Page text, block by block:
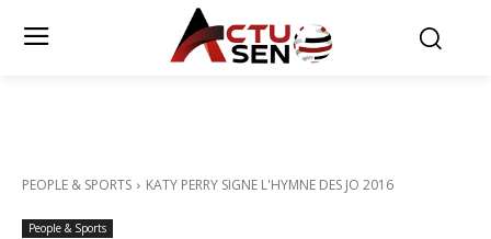
PEOPLE & SPORTS KATY PERRY SIGNE L'HYMNE DES JO 2016
People & Sports